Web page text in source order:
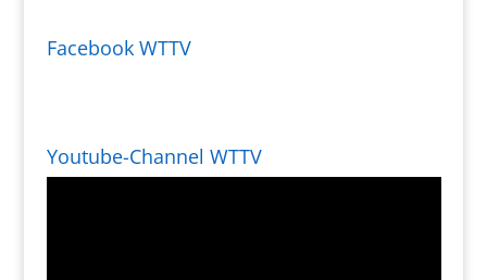
Facebook WTTV
Youtube-Channel WTTV